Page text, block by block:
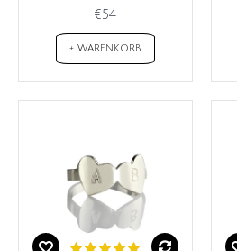
€54
+ WARENKORB